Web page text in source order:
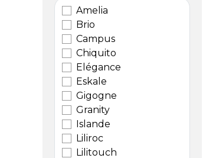
31 cl
32 cl
340 ml
35 cl
37 cl
38 cl
4.5 cl
400 ml
47 cl
58 cl
9 cl
Amelia
Brio
Campus
Chiquito
Elégance
Eskale
Gigogne
Granity
Islande
Liliroc
Lilitouch